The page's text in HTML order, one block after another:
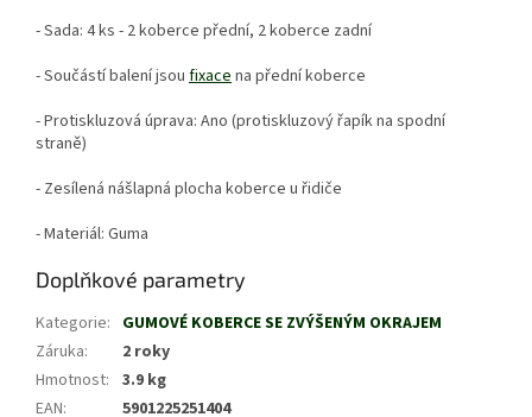
- Sada: 4 ks - 2 koberce přední, 2 koberce zadní
- Součástí balení jsou fixacena přední koberce
- Protiskluzová úprava: Ano (protiskluzový řapík na spodní
straně)
- Zesílená nášlapná plocha koberce u řidiče
- Materiál: Guma
Doplňkové parametry
Kategorie: GUMOVÉ KOBERCE SE ZVÝŠENÝM OKRAJEM
Záruka:
2 roky
Hmotnost: 3.9 kg
EAN: 5901225251404